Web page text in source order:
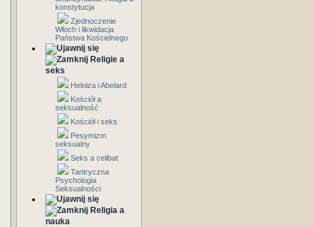
konstytucja
Zjednoczenie
Włoch i likwidacja
Państwa Kościelnego
Religie a
seks
Heloiza i Abelard
Kościół a
seksualność
Kościół i seks
Pesymizm
seksualny
Seks a celibat
Tantryczna
Psychologia
Seksualności
Religia a
nauka